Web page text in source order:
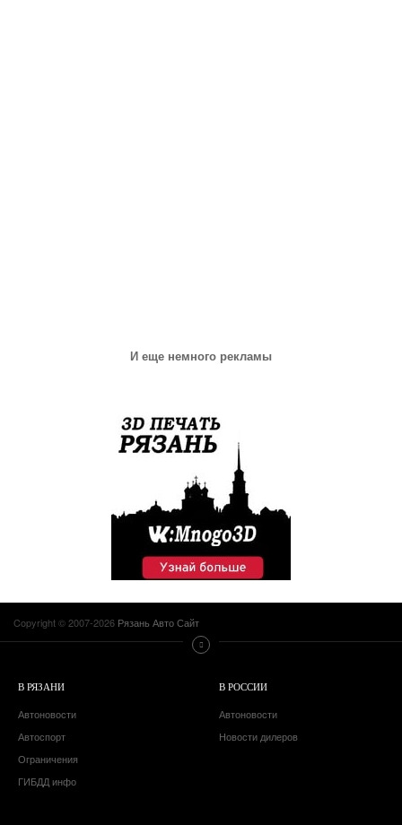
И еще немного рекламы
Copyright © 2007-2026 Рязань Авто Сайт
В РЯЗАНИ
Автоновости
Автоспорт
Ограничения
ГИБДД инфо
В РОССИИ
Автоновости
Новости дилеров